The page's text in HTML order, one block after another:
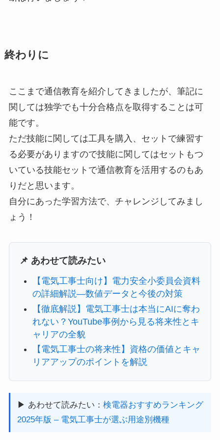
終わりに
ここまで通信教育を紹介してきましたが、筆記に
関しては独学でも十分合格点を取得することは可
能です。
ただ技能に関しては工具を購入、セットで練習す
る必要がありますので技能に関してはセットもつ
いている技能セットで通信教育を活用するのもあ
りだと思います。
自分にあった学習方法で、チャレンジしてみまし
ょう！
📌 あわせて読みたい
【電気工事士向け】電力安全小委員会資料
の詳細解説―数値データと今後の対策
【徹底解説】電気工事士は本当にAIに奪わ
れない？YouTube事例から見る将来性とキ
ャリアの全貌
【電気工事士の将来性】資格の価値とキャ
リアアップのポイントを解説
▶ あわせて読みたい： 検電器おすすめランキング
2025年版 – 電気工事士が選ぶ用途別機種